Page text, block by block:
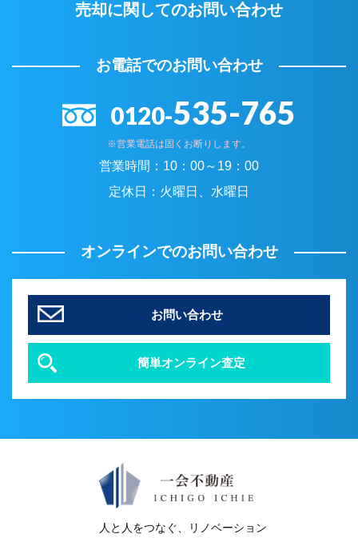
売却に関してのお問い合わせ
お電話でのお問い合わせ
0120-535-765
※営業電話は固くお断りします。
営業時間： 10：00～19：00
定休日： 火曜日、水曜日
オンラインでのお問い合わせ
お問い合わせ
簡単オンライン査定
人と人をつなぐ、リノベーション